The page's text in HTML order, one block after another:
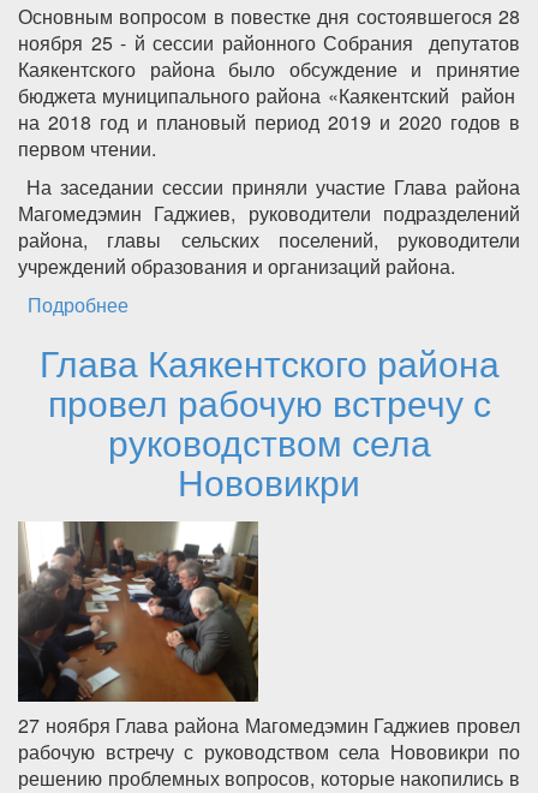
Основным вопросом в повестке дня состоявшегося 28
ноября 25 - й сессии районного Собрания депутатов
Каякентского района было обсуждение и принятие
бюджета муниципального района «Каякентский район
на 2018 год и плановый период 2019 и 2020 годов в
первом чтении.
На заседании сессии приняли участие Глава района
Магомедэмин Гаджиев, руководители подразделений
района, главы сельских поселений, руководители
учреждений образования и организаций района.
Подробнее
года в первом чтении
Глава Каякентского района
провел рабочую встречу с
руководством села
Нововикри
27 ноября Глава района Магомедэмин Гаджиев провел
рабочую встречу с руководством села Нововикри по
решению проблемных вопросов, которые накопились в